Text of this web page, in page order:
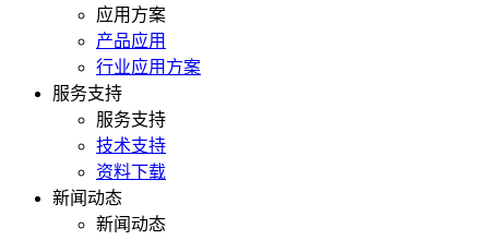
应用方案
产品应用
行业应用方案
服务支持
服务支持
技术支持
资料下载
新闻动态
新闻动态